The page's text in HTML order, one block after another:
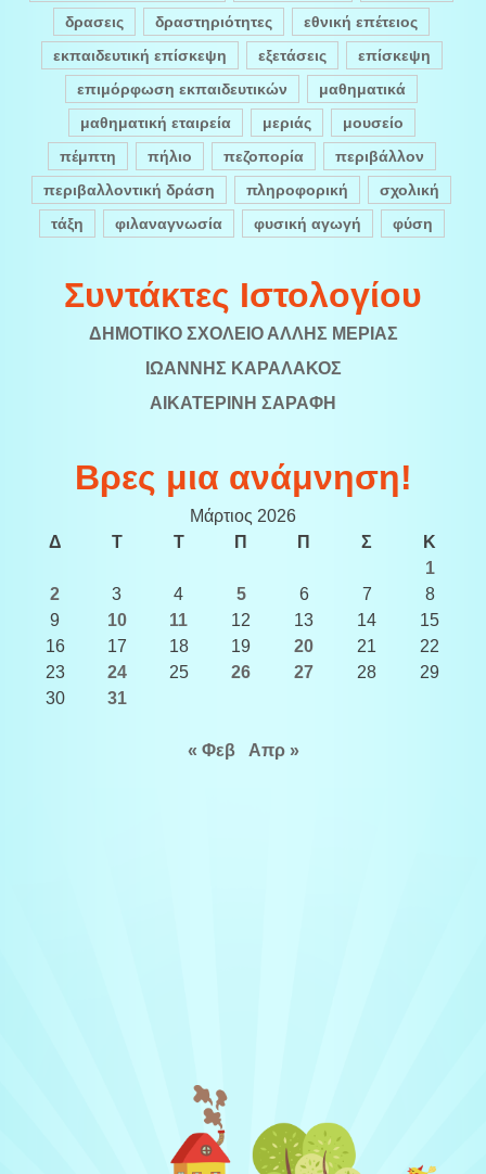
δρασεις
δραστηριότητες
εθνική επέτειος
εκπαιδευτική επίσκεψη
εξετάσεις
επίσκεψη
επιμόρφωση εκπαιδευτικών
μαθηματικά
μαθηματική εταιρεία
μεριάς
μουσείο
πέμπτη
πήλιο πεζοπορία
περιβάλλον
περιβαλλοντική δράση
πληροφορική
σχολική
τάξη
φιλαναγνωσία φυσική αγωγή φύση
Συντάκτες Ιστολογίου
ΔΗΜΟΤΙΚΟ ΣΧΟΛΕΙΟ ΑΛΛΗΣ ΜΕΡΙΑΣ
ΙΩΑΝΝΗΣ ΚΑΡΑΛΑΚΟΣ
ΑΙΚΑΤΕΡΙΝΗ ΣΑΡΑΦΗ
Βρες μια ανάμνηση!
Μάρτιος 2026
Δ
Τ Τ Π Π Σ
Κ
1
2
3 4 5 6 7
8
9
10 11 12 13 14
15
16
17 18 19 20 21
22
23
24 25 26 27 28
29
30
31
« Φεβ Απρ »